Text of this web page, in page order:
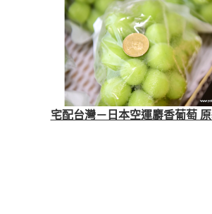
宅配台灣－日本空運麝香葡萄